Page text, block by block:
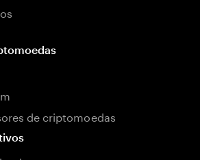
de criptomoedas